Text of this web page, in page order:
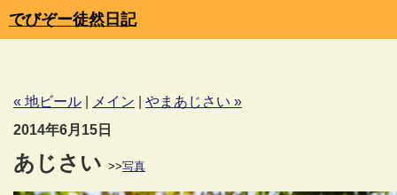
でびぞー徒然日記
« 地ビール メイン
やまあじさい »
2014年6月15日
あじさい >>写真